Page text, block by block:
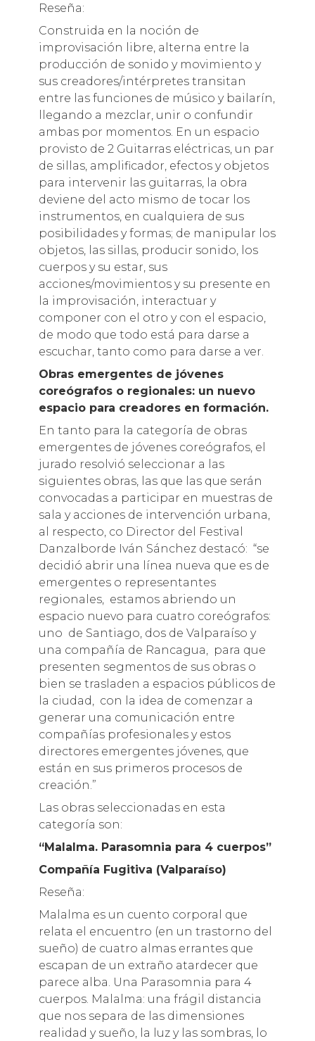
Reseña:
Construida en la noción de
improvisación libre, alterna entre la
producción de sonido y movimiento y
sus creadores/intérpretes transitan
entre las funciones de músico y bailarín,
llegando a mezclar, unir o confundir
ambas por momentos. En un espacio
provisto de 2 Guitarras eléctricas, un par
de sillas, amplificador, efectos y objetos
para intervenir las guitarras, la obra
deviene del acto mismo de tocar los
instrumentos, en cualquiera de sus
posibilidades y formas; de manipular los
objetos, las sillas, producir sonido, los
cuerpos y su estar, sus
acciones/movimientos y su presente en
la improvisación, interactuar y
componer con el otro y con el espacio,
de modo que todo está para darse a
escuchar, tanto como para darse a ver.
Obras emergentes de jóvenes
coreógrafos o regionales: un nuevo
espacio para creadores en formación.
En tanto para la categoría de obras
emergentes de jóvenes coreógrafos, el
jurado resolvió seleccionar a las
siguientes obras, las que las que serán
convocadas a participar en muestras de
sala y acciones de intervención urbana,
al respecto, co Director del Festival
Danzalborde Iván Sánchez destacó: “se
decidió abrir una línea nueva que es de
emergentes o representantes
regionales, estamos abriendo un
espacio nuevo para cuatro coreógrafos:
uno de Santiago, dos de Valparaíso y
una compañía de Rancagua, para que
presenten segmentos de sus obras o
bien se trasladen a espacios públicos de
la ciudad, con la idea de comenzar a
generar una comunicación entre
compañías profesionales y estos
directores emergentes jóvenes, que
están en sus primeros procesos de
creación.”
Las obras seleccionadas en esta
categoría son:
“Malalma. Parasomnia para 4 cuerpos”
Compañía Fugitiva (Valparaíso)
Reseña:
Malalma es un cuento corporal que
relata el encuentro (en un trastorno del
sueño) de cuatro almas errantes que
escapan de un extraño atardecer que
parece alba. Una Parasomnia para 4
cuerpos. Malalma: una frágil distancia
que nos separa de las dimensiones
realidad y sueño, la luz y las sombras, lo